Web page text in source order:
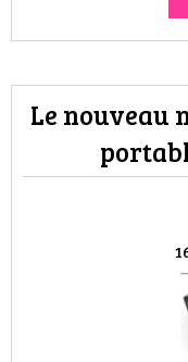
Le nouveau